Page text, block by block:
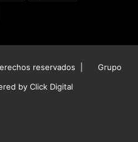
reservados |
Grupo
by Click Digital